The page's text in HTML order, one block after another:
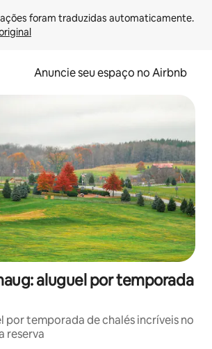
Anuncie seu espaço no Airbnb
aluguel por temporada
por temporada de chalés incríveis no
reserva